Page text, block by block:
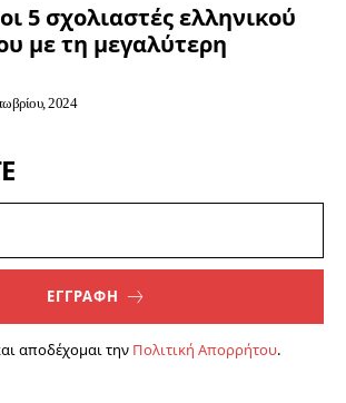
5 σχολιαστές ελληνικού
με τη μεγαλύτερη
2024
ΕΓΓΡΑΦΗ
αποδέχομαι την Πολιτική Απορρήτου.